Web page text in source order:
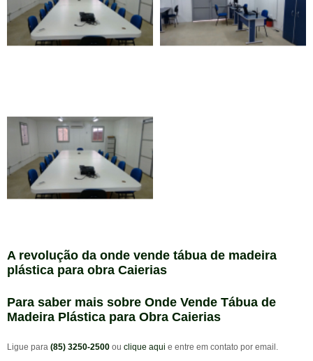
A revolução da onde vende tábua de madeira
plástica para obra Caierias
Para saber mais sobre Onde Vende Tábua de
Madeira Plástica para Obra Caierias
Ligue para (85) 3250-2500 ou clique aqui e entre em contato por email.